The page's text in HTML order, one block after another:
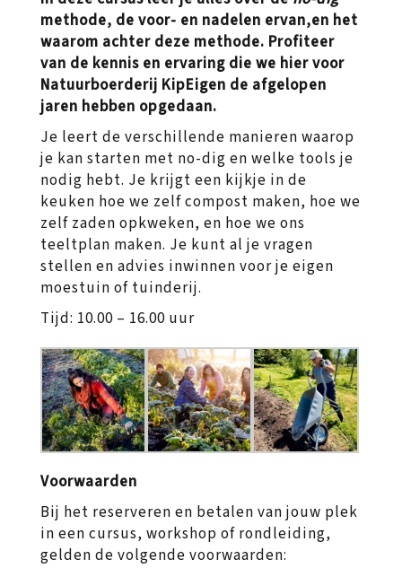
methode, de voor- en nadelen ervan,en het
waarom achter deze methode. Profiteer
van de kennis en ervaring die we hier voor
Natuurboerderij KipEigen de afgelopen
jaren hebben opgedaan.
Je leert de verschillende manieren waarop
je kan starten met no-dig en welke tools je
nodig hebt. Je krijgt een kijkje in de
keuken hoe we zelf compost maken, hoe we
zelf zaden opkweken, en hoe we ons
teeltplan maken. Je kunt al je vragen
stellen en advies inwinnen voor je eigen
moestuin of tuinderij.
Tijd: 10.00 – 16.00 uur
Voorwaarden
Bij het reserveren en betalen van jouw plek
in een cursus, workshop of rondleiding,
gelden de volgende voorwaarden: